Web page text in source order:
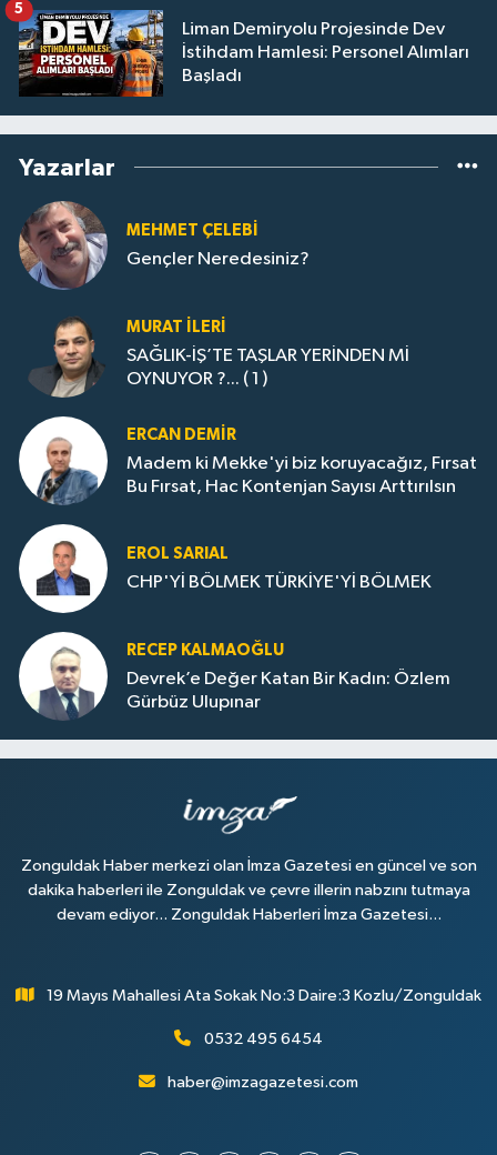
Liman Demiryolu Projesinde Dev
İstihdam Hamlesi: Personel Alımları
Başladı
5
Yazarlar
MEHMET ÇELEBI
Gençler Neredesiniz?
MURAT İLERI
SAĞLIK-İŞ’TE TAŞLAR YERİNDEN Mİ
OYNUYOR ?... ( 1 )
ERCAN DEMIR
Madem ki Mekke'yi biz koruyacağız, Fırsat
Bu Fırsat, Hac Kontenjan Sayısı Arttırılsın
EROL SARIAL
CHP'Yİ BÖLMEK TÜRKİYE'Yİ BÖLMEK
RECEP KALMAOĞLU
Devrek’e Değer Katan Bir Kadın: Özlem
Gürbüz Ulupınar
Zonguldak Haber merkezi olan İmza Gazetesi en güncel ve son
dakika haberleri ile Zonguldak ve çevre illerin nabzını tutmaya
devam ediyor... Zonguldak Haberleri İmza Gazetesi...
19 Mayıs Mahallesi Ata Sokak No:3 Daire:3 Kozlu/Zonguldak
0532 495 6454
haber@imzagazetesi.com